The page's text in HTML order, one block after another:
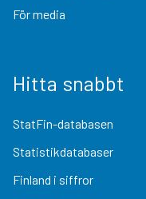
För media
Hitta snabbt
StatFin-databasen
Statistikdatabaser
Finland i siffror